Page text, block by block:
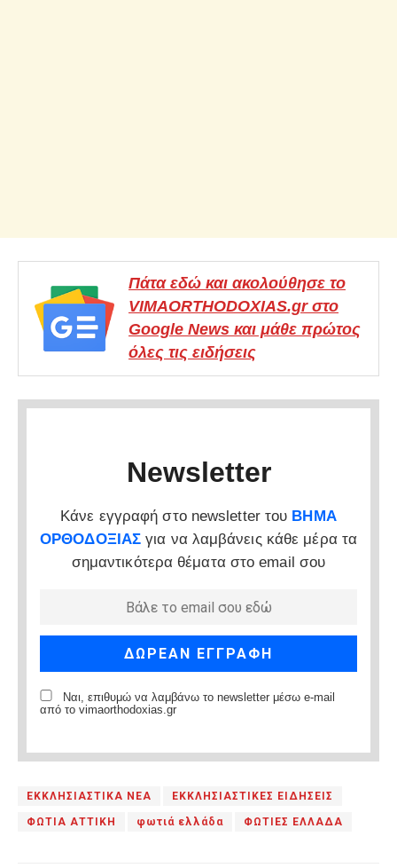
Πάτα εδώ και ακολούθησε το
VIMAORTHODOXIAS.gr στο
Google News και μάθε πρώτος
όλες τις ειδήσεις
Newsletter
Κάνε εγγραφή στο newsletter του ΒΗΜΑ
ΟΡΘΟΔΟΞΙΑΣ για να λαμβάνεις κάθε μέρα τα
σημαντικότερα θέματα στο email σου
Ναι, επιθυμώ να λαμβάνω το newsletter μέσω e-mail
από το vimaorthodoxias.gr
ΕΚΚΛΗΣΙΑΣΤΙΚΑ ΝΕΑ ΕΚΚΛΗΣΙΑΣΤΙΚΕΣ ΕΙΔΗΣΕΙΣ
ΦΩΤΙΑ ΑΤΤΙΚΗ φωτιά ελλάδα ΦΩΤΙΕΣ ΕΛΛΑΔΑ